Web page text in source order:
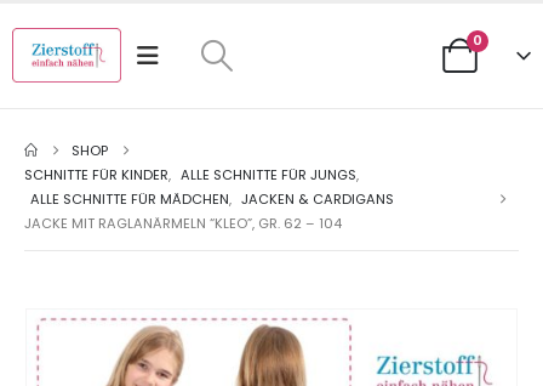
0
SHOP
SCHNITTE FÜR KINDER, ALLE SCHNITTE FÜR JUNGS,
ALLE SCHNITTE FÜR MÄDCHEN, JACKEN & CARDIGANS
JACKE MIT RAGLANÄRMELN “KLEO”, GR. 62 – 104